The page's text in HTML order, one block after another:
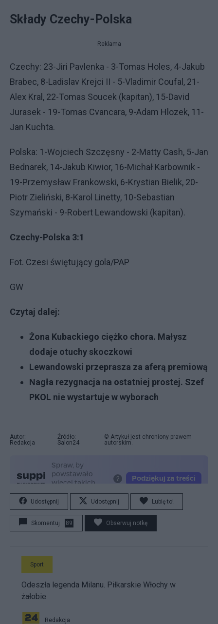
Składy Czechy-Polska
Reklama
Czechy: 23-Jiri Pavlenka - 3-Tomas Holes, 4-Jakub
Brabec, 8-Ladislav Krejci II - 5-Vladimir Coufal, 21-
Alex Kral, 22-Tomas Soucek (kapitan), 15-David
Jurasek - 19-Tomas Cvancara, 9-Adam Hlozek, 11-
Jan Kuchta.
Polska: 1-Wojciech Szczęsny - 2-Matty Cash, 5-Jan
Bednarek, 14-Jakub Kiwior, 16-Michał Karbownik -
19-Przemysław Frankowski, 6-Krystian Bielik, 20-
Piotr Zieliński, 8-Karol Linetty, 10-Sebastian
Szymański - 9-Robert Lewandowski (kapitan).
Czechy-Polska 3:1
Fot. Czesi świętujący gola/PAP
GW
Czytaj dalej:
Żona Kubackiego ciężko chora. Małysz
dodaje otuchy skoczkowi
Lewandowski przeprasza za aferą premiową
Nagła rezygnacja na ostatniej prostej. Szef
PKOL nie wystartuje w wyborach
Autor:
Redakcja
Źródło:
Salon24
© Artykuł jest chroniony prawem
autorskim.
Udostępnij Udostępnij Lubię to!
Skomentuj 89 Obserwuj notkę
Sport
Odeszła legenda Milanu. Piłkarskie Włochy w
żałobie
Redakcja